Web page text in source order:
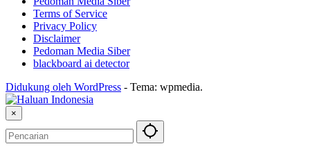
Terms of Service
Privacy Policy
Disclaimer
Pedoman Media Siber
blackboard ai detector
Didukung oleh WordPress - Tema: wpmedia.
×